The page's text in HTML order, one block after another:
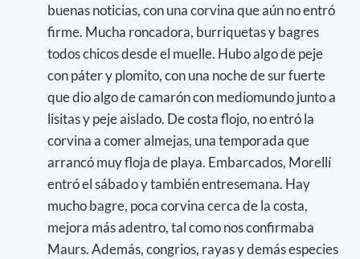
buenas noticias, con una corvina que aún no entró
firme. Mucha roncadora, burriquetas y bagres
todos chicos desde el muelle. Hubo algo de peje
con páter y plomito, con una noche de sur fuerte
que dio algo de camarón con mediomundo junto a
lisitas y peje aislado. De costa flojo, no entró la
corvina a comer almejas, una temporada que
arrancó muy floja de playa. Embarcados, Morellí
entró el sábado y también entresemana. Hay
mucho bagre, poca corvina cerca de la costa,
mejora más adentro, tal como nos confirmaba
Maurs. Además, congrios, rayas y demás especies